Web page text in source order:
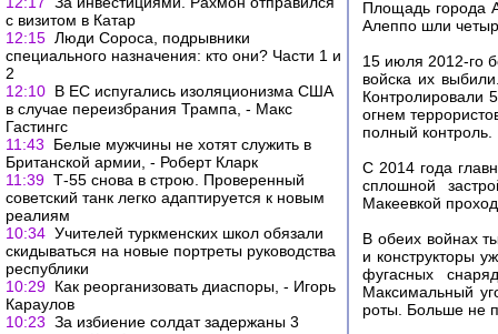
с визитом в Катар
12:15 Люди Сороса, подрывники
специального назначения: кто они? Части 1 и
2
12:10 В ЕС испугались изоляционизма США
в случае переизбрания Трампа, - Макс
Гастингс
11:43
Белые мужчины не хотят служить в
Британской армии, - Роберт Кларк
11:39 Т-55 снова в строю. Проверенный
советский танк легко адаптируется к новым
реалиям
10:34 Учителей туркменских школ обязали
скидываться на новые портреты руководства
республики
10:29 Как реорганизовать диаспоры, - Игорь
Караулов
10:23 За избиение солдат задержаны 3
Площадь города
Алеппо шли
15 июля 2012-го
войска их
Контролировали
огнем
полный контроль.
С 2014 года
сплошной
Макеевкой
В обеих войнах
и конструкторы
фугасных
Максимальный
роты. Больше не